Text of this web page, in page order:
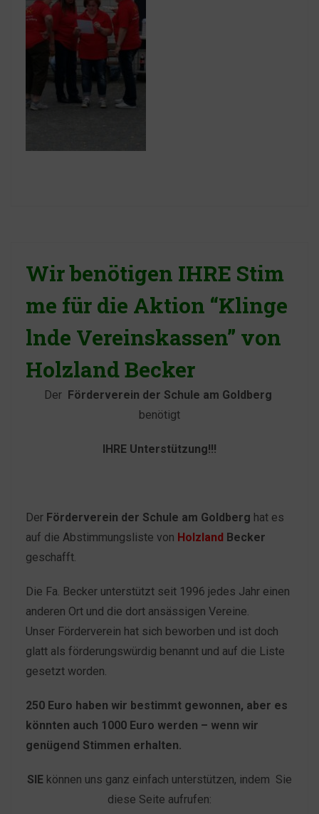
Wir benötigen IHRE Stim
me für die Aktion “Klinge
lnde Vereinskassen” von
Holzland Becker
Der Förderverein der Schule am Goldberg
benötigt
IHRE Unterstützung!!!
Der Förderverein der Schule am Goldberg hat es
auf die Abstimmungsliste von Holzland Becker
geschafft.
Die Fa. Becker unterstützt seit 1996 jedes Jahr einen
anderen Ort und die dort ansässigen Vereine.
Unser Förderverein hat sich beworben und ist doch
glatt als förderungswürdig benannt und auf die Liste
gesetzt worden.
250 Euro haben wir bestimmt gewonnen, aber es
könnten auch 1000 Euro werden – wenn wir
genügend Stimmen erhalten.
SIE können uns ganz einfach unterstützen, indem Sie
diese Seite aufrufen: